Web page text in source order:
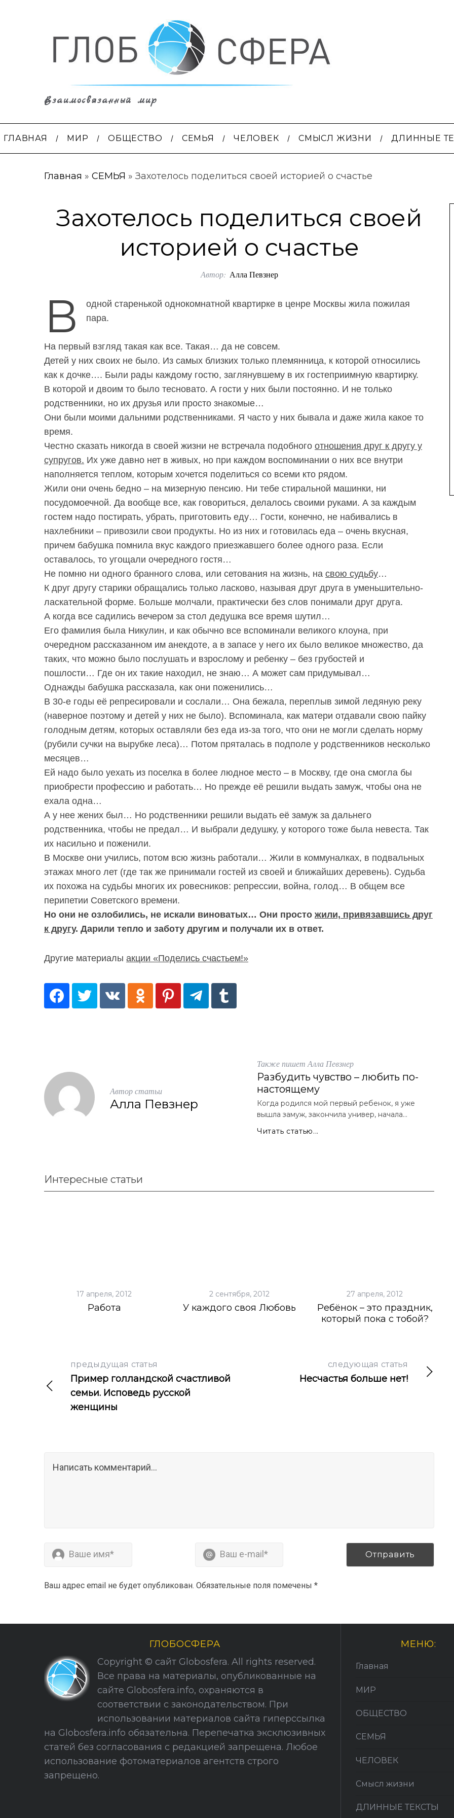
Взаимосвязанный мир
ГЛАВНАЯ МИР ОБЩЕСТВО СЕМЬЯ ЧЕЛОВЕК СМЫСЛ ЖИЗНИ ДЛИННЫЕ
Главная » СЕМЬЯ » Захотелось поделиться своей историей о счастье
Захотелось поделиться своей
историей о счастье
Автор: Алла Певзнер
В
одной старенькой однокомнатной квартирке в ценре Москвы жила пожилая
пара.
На первый взгляд такая как все. Такая… да не совсем.
Детей у них своих не было. Из самых близких только племянница, к которой относились
как к дочке…. Были рады каждому гостю, заглянувшему в их гостеприимную квартирку.
В которой и двоим то было тесновато. А гости у них были постоянно. И не только
родственники, но их друзья или просто знакомые…
Они были моими дальними родственниками. Я часто у них бывала и даже жила какое то
время.
Честно сказать никогда в своей жизни не встречала подобного отношения друг к другу у
супругов. Их уже давно нет в живых, но при каждом воспоминании о них все внутри
наполняется теплом, которым хочется поделиться со всеми кто рядом.
Жили они очень бедно – на мизерную пенсию. Ни тебе стиральной машинки, ни
посудомоечной. Да вообще все, как говориться, делалось своими руками. А за каждым
гостем надо постирать, убрать, приготовить еду… Гости, конечно, не набивались в
нахлебники – привозили свои продукты. Но из них и готовилась еда – очень вкусная,
причем бабушка помнила вкус каждого приезжавшего более одного раза. Если
оставалось, то угощали очередного гостя…
Не помню ни одного бранного слова, или сетования на жизнь, на свою судьбу…
К друг другу старики обращались только ласково, называя друг друга в уменьшительно-
ласкательной форме. Больше молчали, практически без слов понимали друг друга.
А когда все садились вечером за стол дедушка все время шутил…
Его фамилия была Никулин, и как обычно все вспоминали великого клоуна, при
очередном рассказанном им анекдоте, а в запасе у него их было великое множество, да
таких, что можно было послушать и взрослому и ребенку – без грубостей и
пошлости… Где он их такие находил, не знаю… А может сам придумывал…
Однажды бабушка рассказала, как они поженились…
В 30-е годы её репресировали и сослали… Она бежала, переплыв зимой ледяную реку
(наверное поэтому и детей у них не было). Вспоминала, как матери отдавали свою пайку
голодным детям, которых оставляли без еда из-за того, что они не могли сделать норму
(рубили сучки на вырубке леса)… Потом пряталась в подполе у родственников несколько
месяцев…
Ей надо было уехать из поселка в более людное место – в Москву, где она смогла бы
приобрести профессию и работать… Но прежде её решили выдать замуж, чтобы она не
ехала одна…
А у нее жених был… Но родственники решили выдать её замуж за дальнего
родственника, чтобы не предал… И выбрали дедушку, у которого тоже была невеста. Так
их насильно и поженили.
В Москве они учились, потом всю жизнь работали… Жили в коммуналках, в подвальных
этажах много лет (где так же принимали гостей из своей и ближайших деревень). Судьба
их похожа на судьбы многих их ровесников: репрессии, война, голод… В общем все
перипетии Советского времени.
Но они не озлобились, не искали виноватых… Они просто жили, привязавшись друг
к другу. Дарили тепло и заботу другим и получали их в ответ.
Другие материалы акции «Поделись счастьем!»
Автор статьи
Алла Певзнер
Также пишет Алла Певзнер
Разбудить чувство – любить по-
настоящему
Когда родился мой первый ребенок, я уже
вышла замуж, закончила универ, начала...
Читать статью...
Интересные статьи
17 апреля, 2012
Работа
2 сентября, 2012
У каждого своя Любовь
27 апреля, 2012
Ребёнок – это праздник,
который пока с тобой?
предыдущая статья
Пример голландской счастливой
семьи. Исповедь русской
женщины
следующая статья
Несчастья больше нет!
Ваш адрес email не будет опубликован. Обязательные поля помечены *
ГЛОБОСФЕРА
Copyright © сайт Globosfera. All rights reserved.
Все права на материалы, опубликованные на
сайте Globosfera.info, охраняются в
соответствии с законодательством. При
использовании материалов сайта гиперссылка
на Globosfera.info обязательна. Перепечатка эксклюзивных
статей без согласования с редакцией запрещена. Любое
использование фотоматериалов агентств строго
запрещено.
МЕНЮ:
Главная
МИР
ОБЩЕСТВО
СЕМЬЯ
ЧЕЛОВЕК
Смысл жизни
ДЛИННЫЕ ТЕКСТЫ
S
e
a
r
c
h
f
r
По авторам